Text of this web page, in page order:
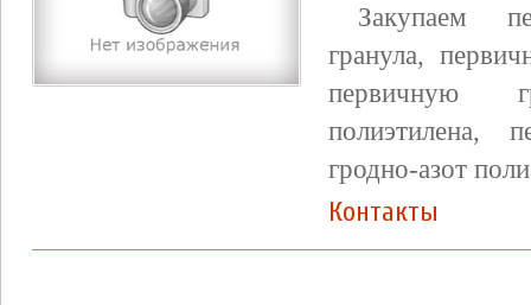
Закупаем
гранула,
первичную
полиэтилена,
гродно-азот
Контакты